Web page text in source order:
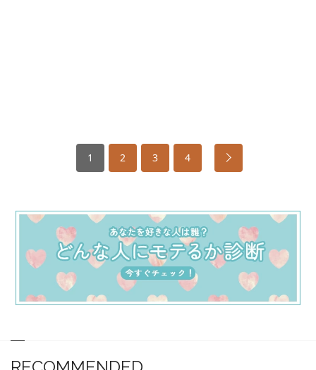
1 2 3 4